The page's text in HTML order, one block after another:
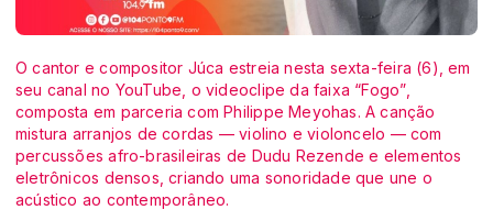
O cantor e compositor Júca estreia nesta sexta-feira (6), em
seu canal no YouTube, o videoclipe da faixa “Fogo”,
composta em parceria com Philippe Meyohas. A canção
mistura arranjos de cordas — violino e violoncelo — com
percussões afro-brasileiras de Dudu Rezende e elementos
eletrônicos densos, criando uma sonoridade que une o
acústico ao contemporâneo.